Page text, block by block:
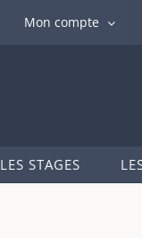
Mon compte
LES STAGES